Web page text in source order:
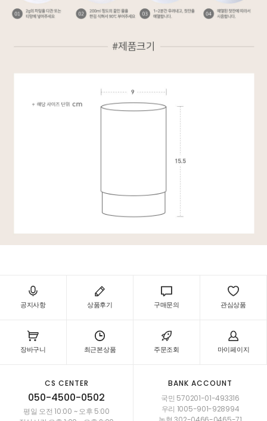
공지사항 상품후기 구매문의 관심상품
장바구니 최근본상품 주문조회 마이페이지
CS CENTER
050-4500-0502
평일 오전 10:00 ~ 오후 5:00
BANK ACCOUNT
국민 570201-01-493316
우리 1005-901-928994